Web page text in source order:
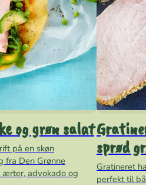
og grøn salat
på en skøn
Den Grønne
advokado og
sprød
Gratineret
perfekt til